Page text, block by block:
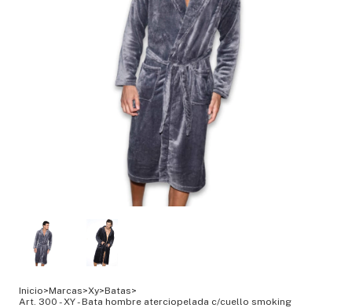
Inicio>Marcas>Xy>Batas>
Art. 300 - XY - Bata hombre aterciopelada c/cuello smoking